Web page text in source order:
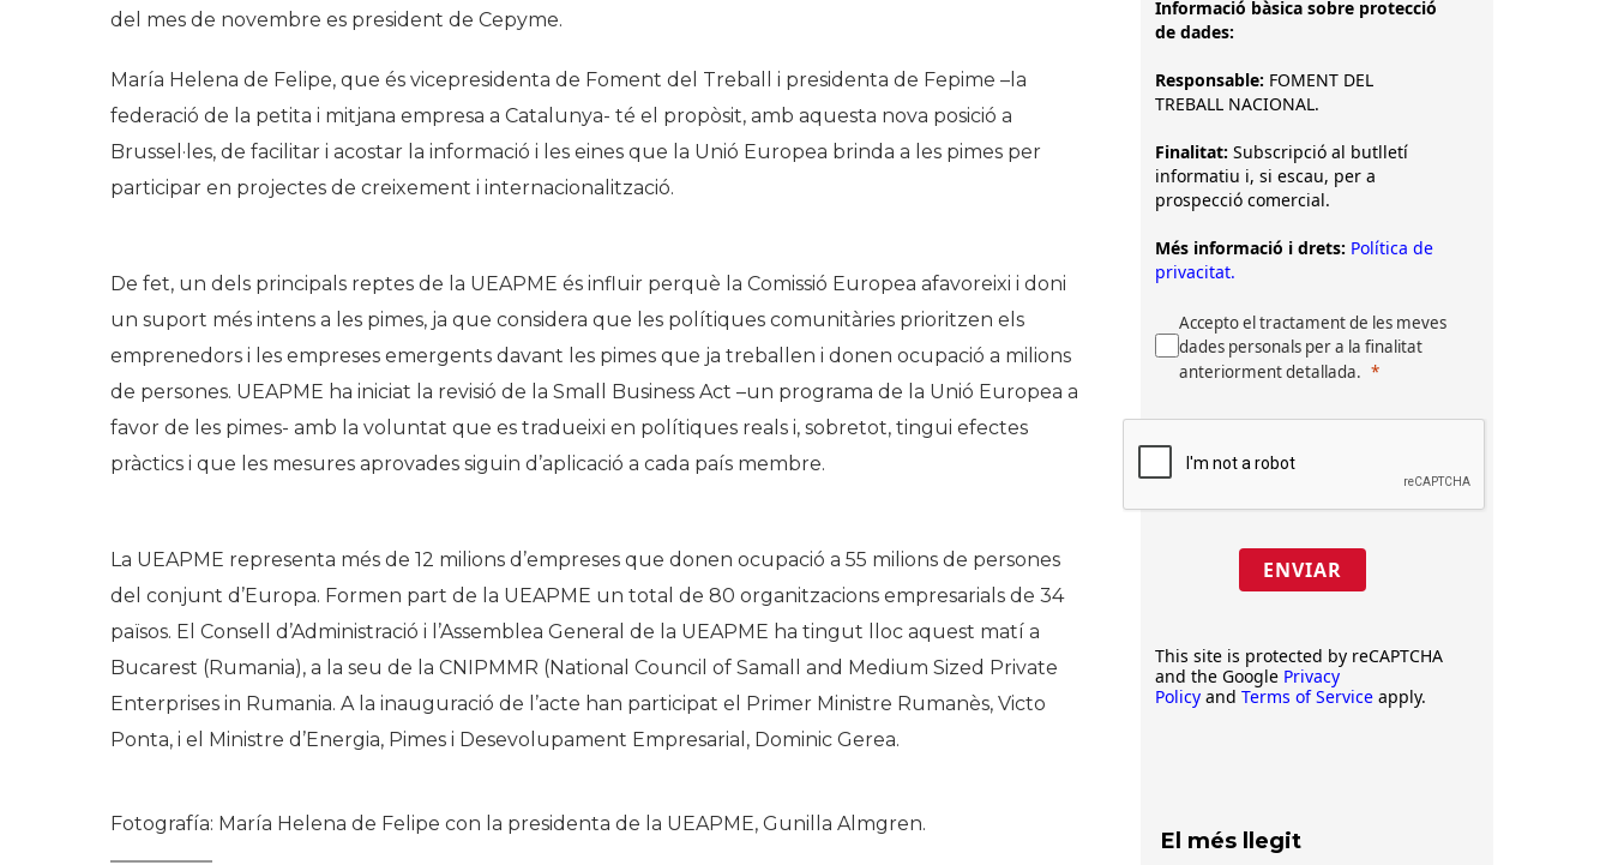
Galeria de Presidents
Biblioteca Arxiu
Seu Social
del mes de novembre es president de Cepyme.
María Helena de Felipe, que és vicepresidenta de Foment del Treball i presidenta de Fepime –la
federació de la petita i mitjana empresa a Catalunya- té el propòsit, amb aquesta nova posició a
Brussel·les, de facilitar i acostar la informació i les eines que la Unió Europea brinda a les pimes per
participar en projectes de creixement i internacionalització.
De fet, un dels principals reptes de la UEAPME és influir perquè la Comissió Europea afavoreixi i doni
un suport més intens a les pimes, ja que considera que les polítiques comunitàries prioritzen els
emprenedors i les empreses emergents davant les pimes que ja treballen i donen ocupació a milions
de persones. UEAPME ha iniciat la revisió de la Small Business Act –un programa de la Unió Europea a
favor de les pimes- amb la voluntat que es tradueixi en polítiques reals i, sobretot, tingui efectes
pràctics i que les mesures aprovades siguin d’aplicació a cada país membre.
La UEAPME representa més de 12 milions d’empreses que donen ocupació a 55 milions de persones
del conjunt d’Europa. Formen part de la UEAPME un total de 80 organitzacions empresarials de 34
països. El Consell d’Administració i l’Assemblea General de la UEAPME ha tingut lloc aquest matí a
Bucarest (Rumania), a la seu de la CNIPMMR (National Council of Samall and Medium Sized Private
Enterprises in Rumania. A la inauguració de l’acte han participat el Primer Ministre Rumanès, Victo
Ponta, i el Ministre d’Energia, Pimes i Desevolupament Empresarial, Dominic Gerea.
Fotografía: María Helena de Felipe con la presidenta de la UEAPME, Gunilla Almgren.
Informació bàsica sobre protecció
de dades:
Responsable: FOMENT DEL
TREBALL NACIONAL.
Finalitat: Subscripció al butlletí
informatiu i, si escau, per a
prospecció comercial.
Més informació i drets: Política de
privacitat.
Accepto el tractament de les meves
dades personals per a la finalitat
anteriorment detallada.
ENVIAR
This site is protected by reCAPTCHA
and the Google Privacy
Policy and Terms of Service apply.
El més llegit